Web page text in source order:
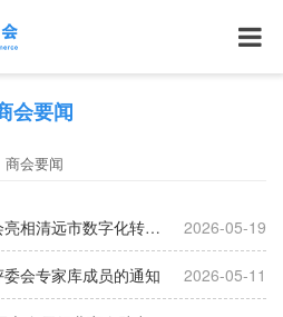
会要闻
商会要闻
流会，共推有色金属产业数智升级！ 2026-05-19
会专家库成员的通知 2026-05-11